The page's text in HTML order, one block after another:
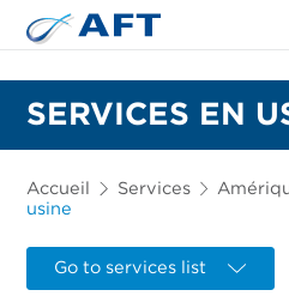
SERVICES EN
Accueil Services
usine
Go to services list